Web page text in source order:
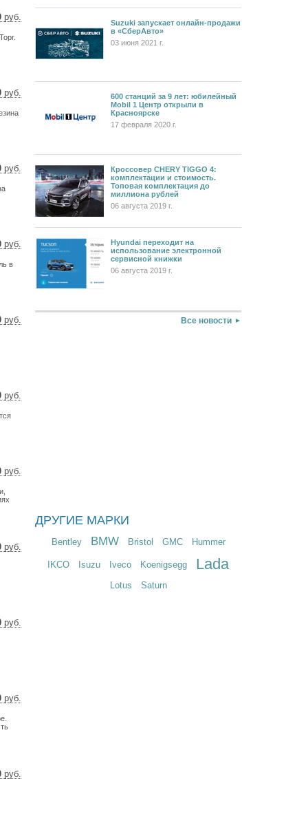
руб.
€
руб.
€
руб.
руб.
€в
руб.
€
руб.
€
руб.
руб.
€
руб.
руб.
€
руб.
Suzuki запускает онлайн-продажи
в «СберАвто»
03 июня 2021 г.
600 станций за 9 лет: юбилейный
Mobil 1 Центр открыли в
Красноярске
17 февраля 2020 г.
Кроссовер CHERY TIGGO 4:
комплектации и стоимость.
Топовая комплектация до
миллиона рублей
06 августа 2019 г.
Hyundai переходит на
использование электронной
сервисной книжки
06 августа 2019 г.
Все новости
ДРУГИЕ МАРКИ
Bentley BMW Bristol GMC Hummer
IKCO Isuzu Iveco Koenigsegg Lada
Lotus Saturn